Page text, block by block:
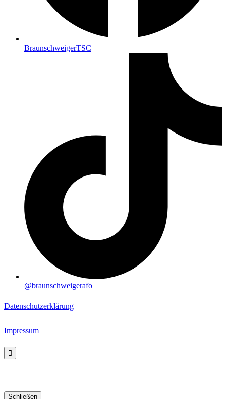
BraunschweigerTSC
@braunschweigerafo
Datenschutzerklärung
Impressum
Schließen